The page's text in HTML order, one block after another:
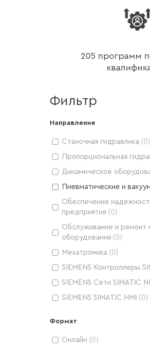
205 программ
Фильтр
Направление
Станочная гидравлика ( 0 )
Пропорциональная
Динамическое
Пневматические и
Обеспечение
предприятия ( 0 )
Обслуживание и ремонт
оборудования ( 0 )
Мехатроника ( 0 )
SIEMENS Контроллеры
SIEMENS Сети SIMATIC
SIEMENS SIMATIC HMI ( 0 )
Оборудование Schneider
Формат
Онлайн ( 0 )